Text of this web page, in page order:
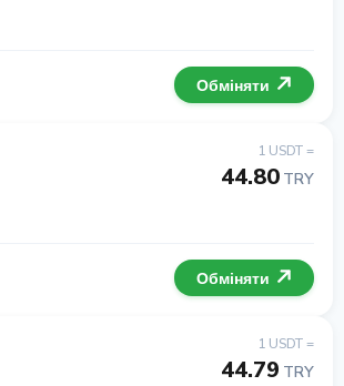
Обміняти
1 USDT =
44.80 TRY
Обміняти
1 USDT =
44.79 TRY